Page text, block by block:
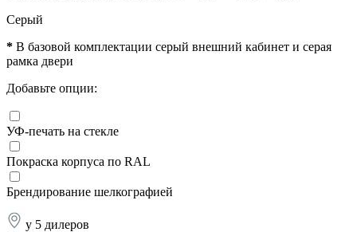
Серый
* В базовой комплектации серый внешний кабинет и серая
рамка двери
Добавьте опции:
УФ-печать на стекле
Покраска корпуса по RAL
Брендирование шелкографией
у 5 дилеров